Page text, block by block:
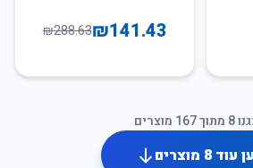
₪141.43
₪288.63
8 מתוך167 מוצרים
עוד8 מוצרים